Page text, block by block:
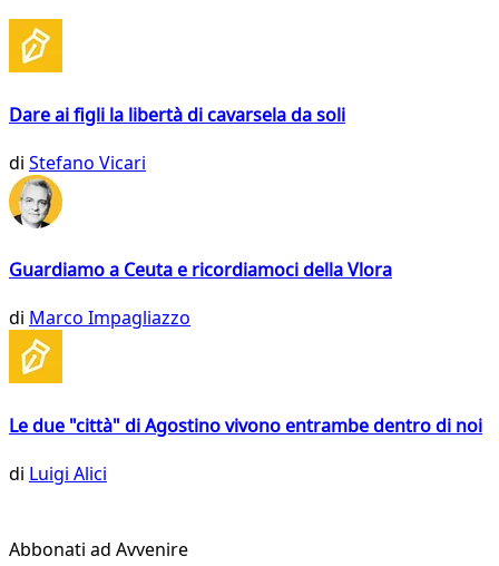
Dare ai figli la libertà di cavarsela da soli
di Stefano Vicari
Guardiamo a Ceuta e ricordiamoci della Vlora
di Marco Impagliazzo
Le due "città" di Agostino vivono entrambe dentro di noi
di Luigi Alici
Abbonati ad Avvenire